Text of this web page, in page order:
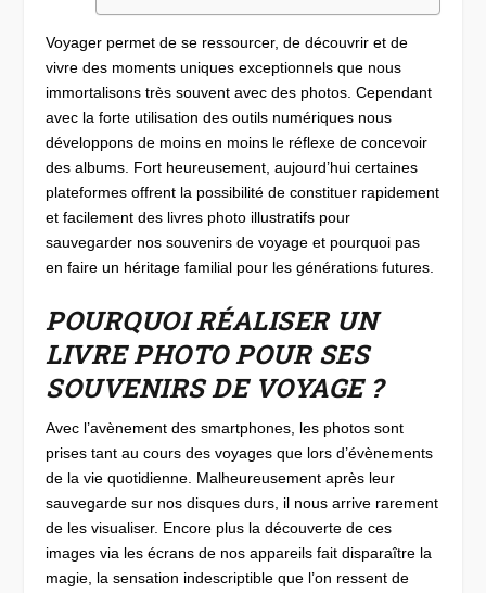
Voyager permet de se ressourcer, de découvrir et de
vivre des moments uniques exceptionnels que nous
immortalisons très souvent avec des photos. Cependant
avec la forte utilisation des outils numériques nous
développons de moins en moins le réflexe de concevoir
des albums. Fort heureusement, aujourd’hui certaines
plateformes offrent la possibilité de constituer rapidement
et facilement des livres photo illustratifs pour
sauvegarder nos souvenirs de voyage et pourquoi pas
en faire un héritage familial pour les générations futures.
POURQUOI RÉALISER UN
LIVRE PHOTO POUR SES
SOUVENIRS DE VOYAGE ?
Avec l’avènement des smartphones, les photos sont
prises tant au cours des voyages que lors d’évènements
de la vie quotidienne. Malheureusement après leur
sauvegarde sur nos disques durs, il nous arrive rarement
de les visualiser. Encore plus la découverte de ces
images via les écrans de nos appareils fait disparaître la
magie, la sensation indescriptible que l’on ressent de